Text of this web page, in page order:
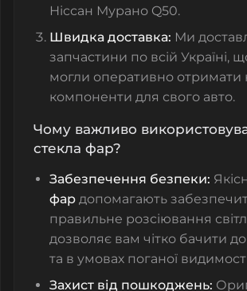
Ніссан Мурано Q50.
Швидка доставка: Ми
запчастини по всій Україні,
могли оперативно отримати
компоненти для свого авто.
Чому важливо
стекла фар?
Забезпечення безпеки:
фар допомагають
правильне розсіювання
дозволяє вам чітко бачити
та в умовах поганої
Захист від пошкоджень: